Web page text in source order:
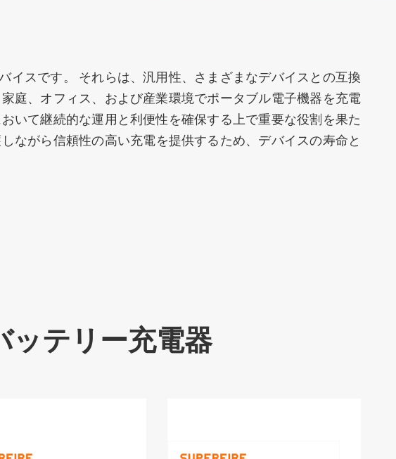
ソーラー街路灯 アクセサリー
イスです。 それらは、汎用性、さまざまなデバイスとの互換
庭、オフィス、および産業環境でポータブル電子機器を充電
いて継続的な運用と利便性を確保する上で重要な役割を果た
ながら信頼性の高い充電を提供するため、デバイスの寿命と
ッテリー充電器